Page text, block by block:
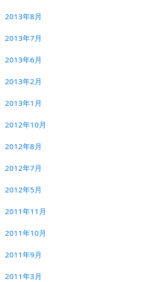
2013年8月
2013年7月
2013年6月
2013年2月
2013年1月
2012年10月
2012年8月
2012年7月
2012年5月
2011年11月
2011年10月
2011年9月
2011年3月